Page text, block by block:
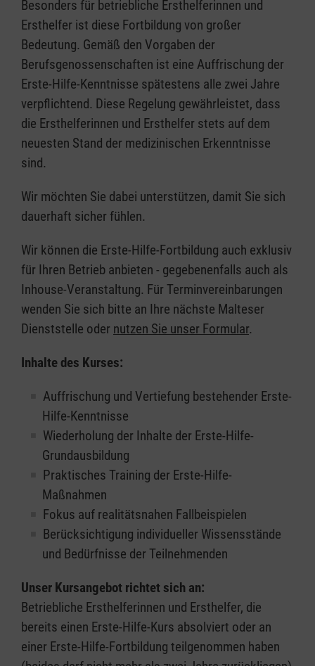
Besonders für betriebliche Ersthelferinnen und
Ersthelfer ist diese Fortbildung von großer
Bedeutung. Gemäß den Vorgaben der
Berufsgenossenschaften ist eine Auffrischung der
Erste-Hilfe-Kenntnisse spätestens alle zwei Jahre
verpflichtend. Diese Regelung gewährleistet, dass
die Ersthelferinnen und Ersthelfer stets auf dem
neuesten Stand der medizinischen Erkenntnisse
sind.
Wir möchten Sie dabei unterstützen, damit Sie sich
dauerhaft sicher fühlen.
Wir können die Erste-Hilfe-Fortbildung auch exklusiv
für Ihren Betrieb anbieten - gegebenenfalls auch als
Inhouse-Veranstaltung. Für Terminvereinbarungen
wenden Sie sich bitte an Ihre nächste Malteser
Dienststelle oder nutzen Sie unser Formular.
Inhalte des Kurses:
Auffrischung und Vertiefung bestehender Erste-
Hilfe-Kenntnisse
Wiederholung der Inhalte der Erste-Hilfe-
Grundausbildung
Praktisches Training der Erste-Hilfe-
Maßnahmen
Fokus auf realitätsnahen Fallbeispielen
Berücksichtigung individueller Wissensstände
und Bedürfnisse der Teilnehmenden
Unser Kursangebot richtet sich an:
Betriebliche Ersthelferinnen und Ersthelfer, die
bereits einen Erste-Hilfe-Kurs absolviert oder an
einer Erste-Hilfe-Fortbildung teilgenommen haben